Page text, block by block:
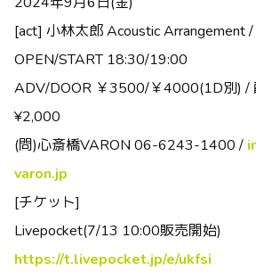
[act] 小林太郎 Acoustic Arrangement
OPEN/START 18:30/19:00
ADV/DOOR ￥3500/￥4000(1D別) /
¥2,000
(問)心斎橋VARON 06-6243-1400 /
varon.jp
[チケット]
Livepocket(7/13 10:00販売開始)
https://t.livepocket.jp/e/ukfsi